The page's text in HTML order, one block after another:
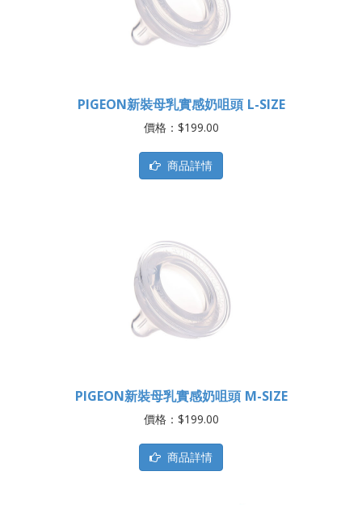
PIGEON新裝母乳實感奶咀頭 L-SIZE
價格：$199.00
商品詳情
PIGEON新裝母乳實感奶咀頭 M-SIZE
價格：$199.00
商品詳情